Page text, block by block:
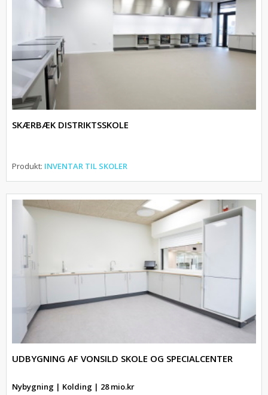
SKÆRBÆK DISTRIKTSSKOLE
Produkt: INVENTAR TIL SKOLER
UDBYGNING AF VONSILD SKOLE OG SPECIALCENTER
Nybygning | Kolding | 28 mio.kr